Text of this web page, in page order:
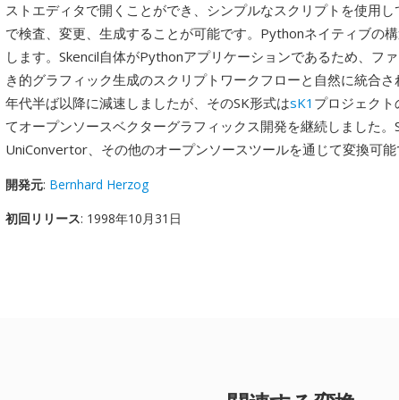
ストエディタで開くことができ、シンプルなスクリプトを使用
で検査、変更、生成することが可能です。Pythonネイティブの
します。Skencil自体がPythonアプリケーションであるため、フ
き的グラフィック生成のスクリプトワークフローと自然に統合
年代半ば以降に減速しましたが、そのSK形式はsK1 プロジェク
てオープンソースベクターグラフィックス開発を継続しました。
UniConvertor、その他のオープンソースツールを通じて変換可能
開発元: Bernhard Herzog
初回リリース: 1998年10月31日